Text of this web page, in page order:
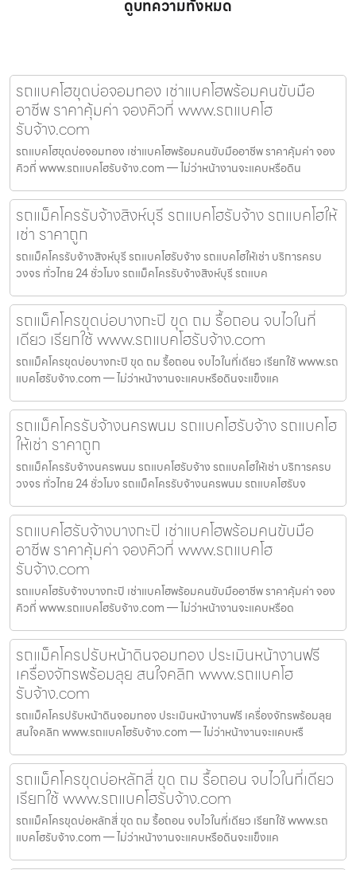
ดูบทความทั้งหมด
รถแบคโฮขุดบ่อจอมทอง เช่าแบคโฮพร้อมคนขับมือ
อาชีพ ราคาคุ้มค่า จองคิวที่ www.รถแบคโฮ
รับจ้าง.com
รถแบคโฮขุดบ่อจอมทอง เช่าแบคโฮพร้อมคนขับมืออาชีพ ราคาคุ้มค่า จอง
คิวที่ www.รถแบคโฮรับจ้าง.com — ไม่ว่าหน้างานจะแคบหรือดิน
รถแม็คโครรับจ้างสิงห์บุรี รถแบคโฮรับจ้าง รถแบคโฮให้
เช่า ราคาถูก
รถแม็คโครรับจ้างสิงห์บุรี รถแบคโฮรับจ้าง รถแบคโฮให้เช่า บริการครบ
วงจร ทั่วไทย 24 ชั่วโมง รถแม็คโครรับจ้างสิงห์บุรี รถแบค
รถแม็คโครขุดบ่อบางกะปิ ขุด ถม รื้อถอน จบไวในที่
เดียว เรียกใช้ www.รถแบคโฮรับจ้าง.com
รถแม็คโครขุดบ่อบางกะปิ ขุด ถม รื้อถอน จบไวในที่เดียว เรียกใช้ www.รถ
แบคโฮรับจ้าง.com — ไม่ว่าหน้างานจะแคบหรือดินจะแข็งแค
รถแม็คโครรับจ้างนครพนม รถแบคโฮรับจ้าง รถแบคโฮ
ให้เช่า ราคาถูก
รถแม็คโครรับจ้างนครพนม รถแบคโฮรับจ้าง รถแบคโฮให้เช่า บริการครบ
วงจร ทั่วไทย 24 ชั่วโมง รถแม็คโครรับจ้างนครพนม รถแบคโฮรับจ
รถแบคโฮรับจ้างบางกะปิ เช่าแบคโฮพร้อมคนขับมือ
อาชีพ ราคาคุ้มค่า จองคิวที่ www.รถแบคโฮ
รับจ้าง.com
รถแบคโฮรับจ้างบางกะปิ เช่าแบคโฮพร้อมคนขับมืออาชีพ ราคาคุ้มค่า จอง
คิวที่ www.รถแบคโฮรับจ้าง.com — ไม่ว่าหน้างานจะแคบหรือด
รถแม็คโครปรับหน้าดินจอมทอง ประเมินหน้างานฟรี
เครื่องจักรพร้อมลุย สนใจคลิก www.รถแบคโฮ
รับจ้าง.com
รถแม็คโครปรับหน้าดินจอมทอง ประเมินหน้างานฟรี เครื่องจักรพร้อมลุย
สนใจคลิก www.รถแบคโฮรับจ้าง.com — ไม่ว่าหน้างานจะแคบหรื
รถแม็คโครขุดบ่อหลักสี่ ขุด ถม รื้อถอน จบไวในที่เดียว
เรียกใช้ www.รถแบคโฮรับจ้าง.com
รถแม็คโครขุดบ่อหลักสี่ ขุด ถม รื้อถอน จบไวในที่เดียว เรียกใช้ www.รถ
แบคโฮรับจ้าง.com — ไม่ว่าหน้างานจะแคบหรือดินจะแข็งแค